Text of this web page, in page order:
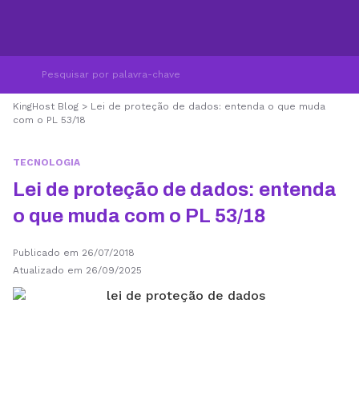
KingHost Blog > Lei de proteção de dados: entenda o que muda
com o PL 53/18
TECNOLOGIA
Lei de proteção de dados: entenda
o que muda com o PL 53/18
Publicado em 26/07/2018
Atualizado em 26/09/2025